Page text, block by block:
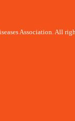
Association. All